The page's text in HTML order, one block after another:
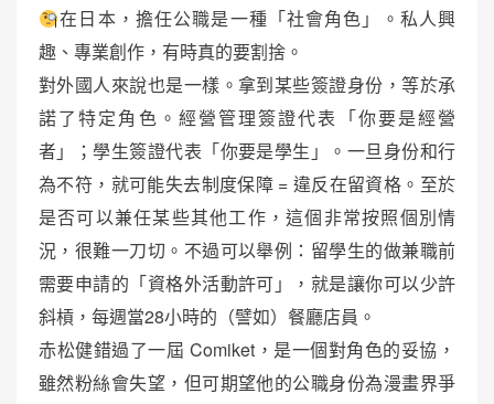
在日本，擔任公職是一種「社會角色」。私人興
趣、專業創作，有時真的要割捨。
對外國人來說也是一樣。拿到某些簽證身份，等於承
諾了特定角色。經營管理簽證代表「你要是經營
者」；學生簽證代表「你要是學生」。一旦身份和行
為不符，就可能失去制度保障 = 違反在留資格。至於
是否可以兼任某些其他工作，這個非常按照個別情
況，很難一刀切。不過可以舉例：留學生的做兼職前
需要申請的「資格外活動許可」，就是讓你可以少許
斜槓，每週當28小時的（譬如）餐廳店員。
赤松健錯過了一屆 Comiket，是一個對角色的妥協，
雖然粉絲會失望，但可期望他的公職身份為漫畫界爭